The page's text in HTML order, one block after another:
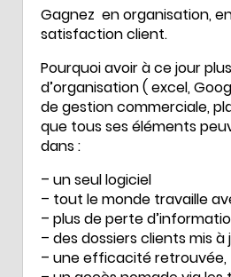
Gagnez en organisation,
satisfaction client.
Pourquoi avoir à ce jour
d’organisation ( excel,
de gestion commerciale,
que tous ses éléments
dans :
– un seul logiciel
– tout le monde travaille
– plus de perte
– des dossiers clients mis
– une efficacité retrouvée,